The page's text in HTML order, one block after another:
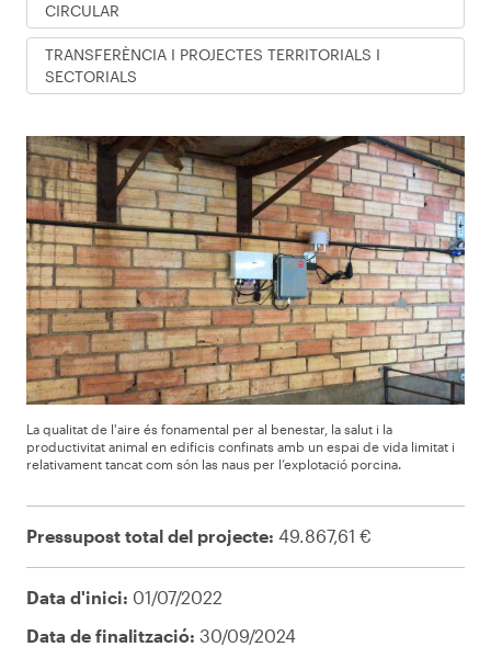
CIRCULAR
TRANSFERÈNCIA I PROJECTES TERRITORIALS I
SECTORIALS
La qualitat de l'aire és fonamental per al benestar, la salut i la
productivitat animal en edificis confinats amb un espai de vida limitat i
relativament tancat com són las naus per l’explotació porcina.
Pressupost total del projecte: 49.867,61 €
Data d'inici: 01/07/2022
Data de finalització: 30/09/2024